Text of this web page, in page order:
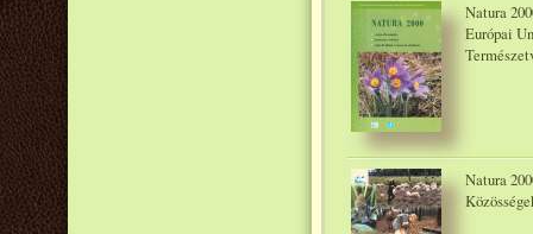
Natura
Európai
Natura